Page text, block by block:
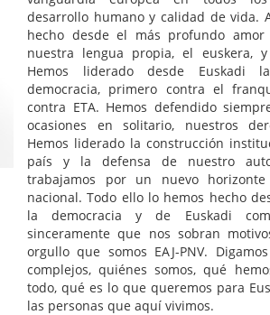
desarrollo humano y calidad de vida.
hecho desde el más profundo
nuestra lengua propia, el euskera,
Hemos liderado desde
democracia, primero contra el
contra ETA. Hemos defendido
ocasiones en solitario, nuestros
Hemos liderado la construcción
país y la defensa de nuestro
trabajamos por un nuevo horizonte
nacional. Todo ello lo hemos hecho
la democracia y de Euskadi
sinceramente que nos sobran
orgullo que somos EAJ-PNV.
complejos, quiénes somos, qué
todo, qué es lo que queremos para
las personas que aquí vivimos.